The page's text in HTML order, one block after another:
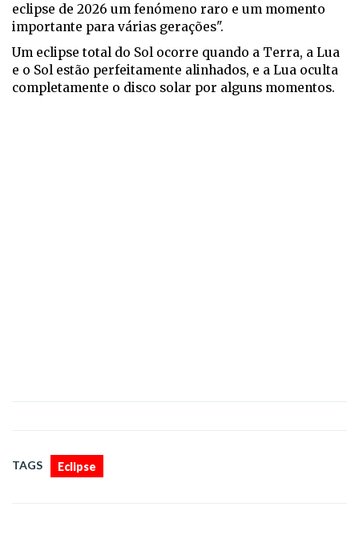
eclipse de 2026 um fenómeno raro e um momento
importante para várias gerações".
Um eclipse total do Sol ocorre quando a Terra, a Lua
e o Sol estão perfeitamente alinhados, e a Lua oculta
completamente o disco solar por alguns momentos.
TAGS Eclipse